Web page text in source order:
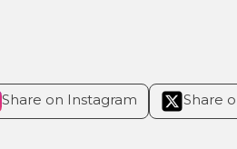
Share on Instagram Share